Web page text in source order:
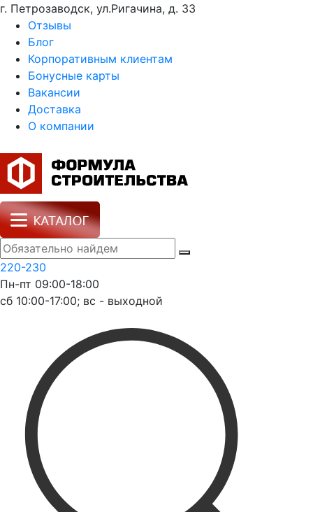
г. Петрозаводск, ул.Ригачина, д. 33
Отзывы
Блог
Корпоративным клиентам
Бонусные карты
Вакансии
Доставка
О компании
220-230
Пн-пт 09:00-18:00
сб 10:00-17:00; вс - выходной